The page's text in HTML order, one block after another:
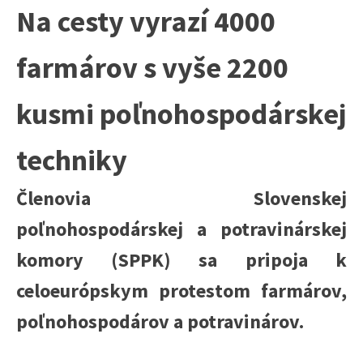
Na cesty vyrazí 4000
farmárov s vyše 2200
kusmi poľnohospodárskej
techniky
Členovia Slovenskej
poľnohospodárskej a potravinárskej
komory (SPPK) sa pripoja k
celoeurópskym protestom farmárov,
poľnohospodárov a potravinárov.